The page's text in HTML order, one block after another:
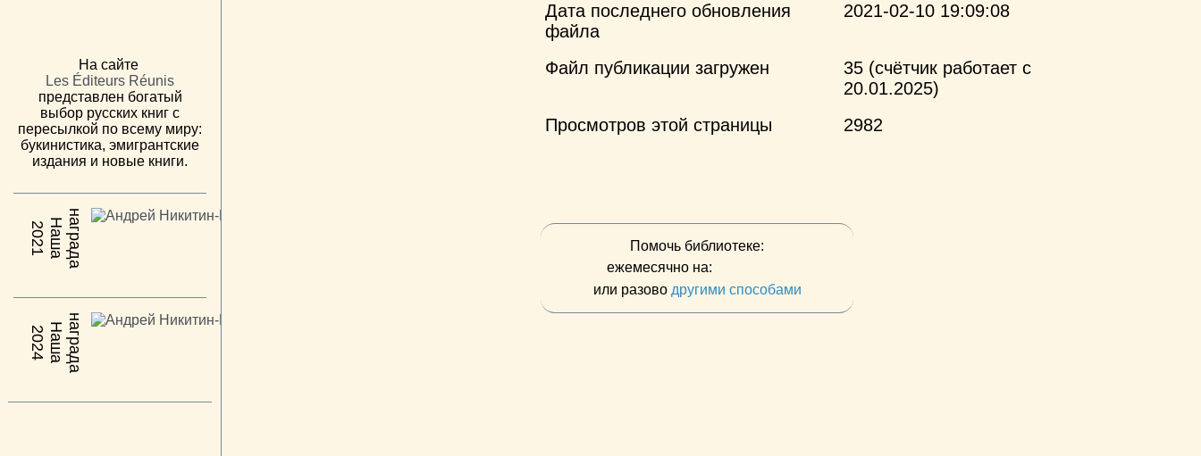
На сайте
Les Éditeurs Réunis
представлен богатый
выбор русских книг с
пересылкой по всему миру:
букинистика, эмигрантские
издания и новые книги.
2021 Н
а
ш
ан
а
г
р
а
да
2024 Н
а
ш
ан
а
г
р
а
да
Дата последнего обновления
файла
2021-02-10 19:09:08
Файл публикации загружен
35 (счётчик работает с
20.01.2025)
Просмотров этой страницы
2982
Помочь библиотеке:
ежемесячно на:
или разово другими способами